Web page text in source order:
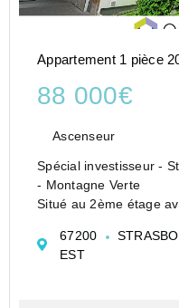
Appartement 1 pièce
88 000€
Ascenseur
Spécial investisseur - Studio de
- Montagne Verte
Situé au 2ème étage
nous vous proposons
proximité des transports.
67200
EST